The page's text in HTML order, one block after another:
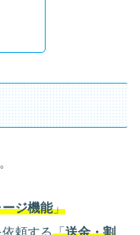
ジ機能」
頼する「送金・割